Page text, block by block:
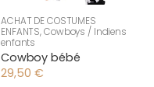
ACHAT DE COSTUMES
ENFANTS,Cowboys / Indiens
enfants
Cowboy bébé
29,50 €